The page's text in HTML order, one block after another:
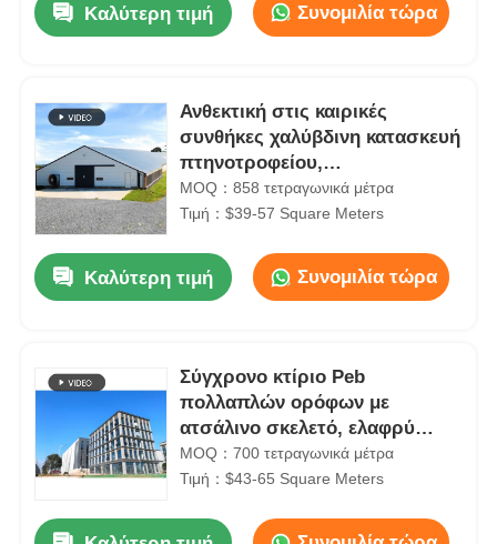
Καλύτερη τιμή Συνομιλία τώρα
Ανθεκτική στις καιρικές
συνθήκες χαλύβδινη κατασκευή
πτηνοτροφείου,
προκατασκευασμένα κτίρια
εργαστηρίων
MOQ：858 τετραγωνικά μέτρα
Τιμή：$39-57 Square Meters
Καλύτερη τιμή Συνομιλία τώρα
Σύγχρονο κτίριο Peb
πολλαπλών ορόφων με
ατσάλινο σκελετό, ελαφρύ
OEM
MOQ：700 τετραγωνικά μέτρα
Τιμή：$43-65 Square Meters